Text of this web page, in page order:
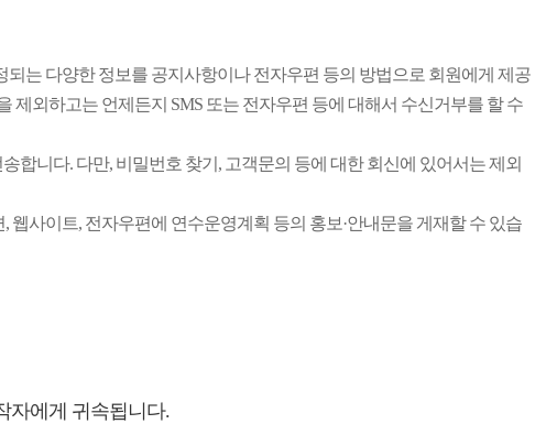
는 다양한 정보를 공지사항이나 전자우편 등의 방법으로 회원에게 제공
제외하고는 언제든지 SMS 또는 전자우편 등에 대해서 수신거부를 할 수
니다. 다만, 비밀번호 찾기, 고객문의 등에 대한 회신에 있어서는 제외
사이트, 전자우편에 연수운영계획 등의 홍보·안내문을 게재할 수 있습
자에게 귀속됩니다.